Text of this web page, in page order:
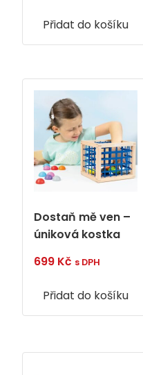
Přidat do košíku
Dostaň mě ven –
úniková kostka
699 Kč s DPH
Přidat do košíku